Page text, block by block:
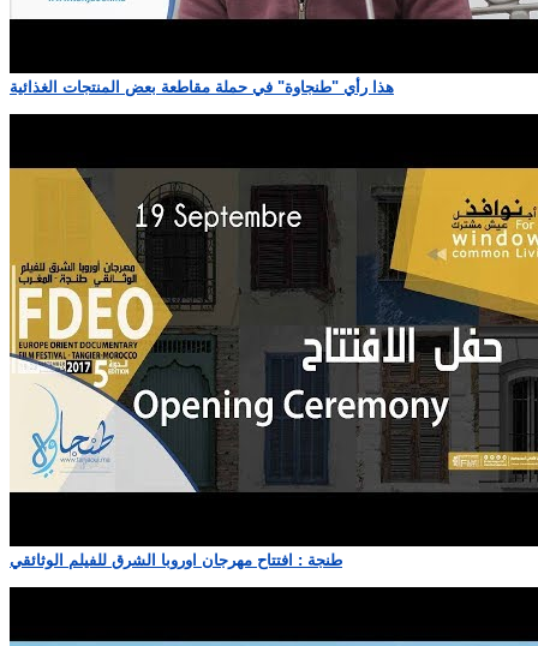
هذا رأي "طنجاوة" في حملة مقاطعة بعض المنتجات الغذائية
طنجة : افتتاح مهرجان اوروبا الشرق للفيلم الوثائقي